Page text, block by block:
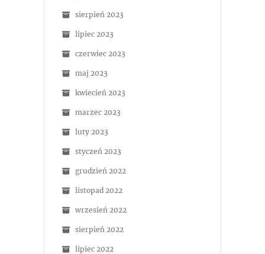
sierpień 2023
lipiec 2023
czerwiec 2023
maj 2023
kwiecień 2023
marzec 2023
luty 2023
styczeń 2023
grudzień 2022
listopad 2022
wrzesień 2022
sierpień 2022
lipiec 2022